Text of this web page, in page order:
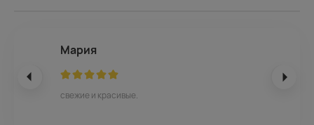
Мария
свежие и красивые.